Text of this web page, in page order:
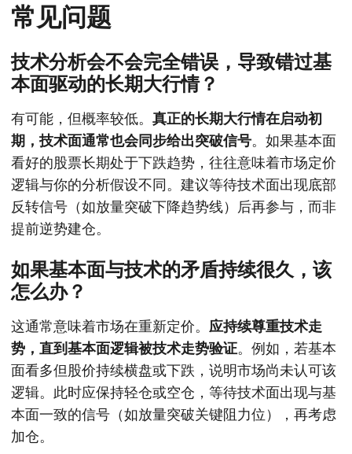
常见问题
技术分析会不会完全错误，导致错过基
本面驱动的长期大行情？
有可能，但概率较低。 真正的长期大行情在启动初
期，技术面通常也会同步给出突破信号。如果基本面
看好的股票长期处于下跌趋势，往往意味着市场定价
逻辑与你的分析假设不同。建议等待技术面出现底部
反转信号（如放量突破下降趋势线）后再参与，而非
提前逆势建仓。
如果基本面与技术的矛盾持续很久，该
怎么办？
这通常意味着市场在重新定价。 应持续尊重技术走
势，直到基本面逻辑被技术走势验证。例如，若基本
面看多但股价持续横盘或下跌，说明市场尚未认可该
逻辑。此时应保持轻仓或空仓，等待技术面出现与基
本面一致的信号（如放量突破关键阻力位），再考虑
加仓。